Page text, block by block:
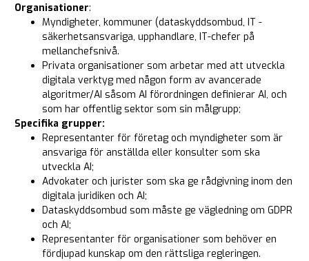
Organisationer:
Myndigheter, kommuner (dataskyddsombud, IT -
säkerhetsansvariga, upphandlare, IT-chefer på
mellanchefsnivå.
Privata organisationer som arbetar med att utveckla
digitala verktyg med någon form av avancerade
algoritmer/AI såsom AI förordningen definierar AI, och
som har offentlig sektor som sin målgrupp;
Specifika grupper:
Representanter för företag och myndigheter som är
ansvariga för anställda eller konsulter som ska
utveckla AI;
Advokater och jurister som ska ge rådgivning inom den
digitala juridiken och AI;
Dataskyddsombud som måste ge vägledning om GDPR
och AI;
Representanter för organisationer som behöver en
fördjupad kunskap om den rättsliga regleringen.